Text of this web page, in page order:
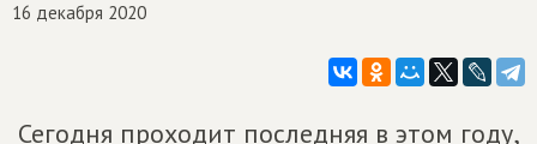
16 декабря 2020
Сегодня проходит последняя в этом году,